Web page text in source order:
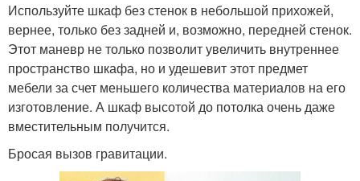
Используйте шкаф без стенок в небольшой прихожей,
вернее, только без задней и, возможно, передней стенок.
Этот маневр не только позволит увеличить внутреннее
пространство шкафа, но и удешевит этот предмет
мебели за счет меньшего количества материалов на его
изготовление. А шкаф высотой до потолка очень даже
вместительным получится.
Бросая вызов гравитации.